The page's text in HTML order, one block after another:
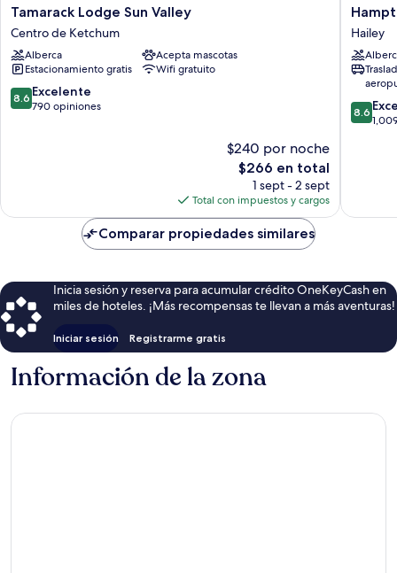
Tamarack
Lodge
Sun
Valley
Centro
de
Ketchum
Tamarack Lodge Sun Valley
Centro de Ketchum
Alberca
Acepta mascotas
Estacionamiento gratis
Wifi gratuito
8.6
de
8.6 Excelente
790 opiniones
$240 por noche
El
precio
actual
es
de
$266
$266 en total
1 sept - 2 sept
Total con impuestos y cargos
Inn
by
Hilton
Hailey
Sun
Valley
Hailey
Hailey
8.6
de
8.6
Comparar propiedades similares
Inicia sesión y reserva para acumular crédito OneKeyCash en
miles de hoteles. ¡Más recompensas te llevan a más aventuras!
Iniciar sesión Registrarme gratis
Información de la zona